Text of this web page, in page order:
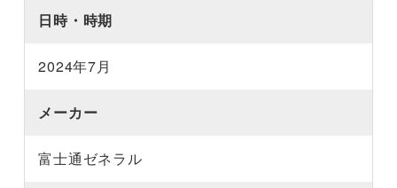
日時・時期
2024年7月
メーカー
富士通ゼネラル